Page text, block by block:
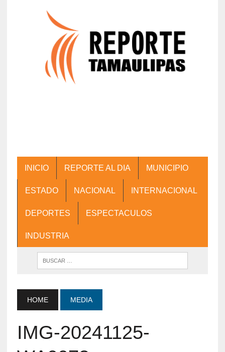
INICIO REPORTE AL DIA MUNICIPIO
ESTADO NACIONAL INTERNACIONAL
DEPORTES ESPECTACULOS
INDUSTRIA
HOME MEDIA
IMG-20241125-